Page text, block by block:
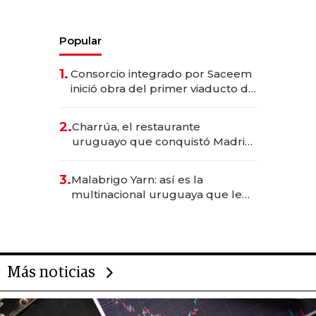
Popular
1. Consorcio integrado por Saceem
inició obra del primer viaducto de
millones
2.Charrúa, el restaurante
uruguayo que conquistó Madrid:
anticipación y prepara apertura
3.Malabrigo Yarn: así es la
multinacional uruguaya que le
Más noticias